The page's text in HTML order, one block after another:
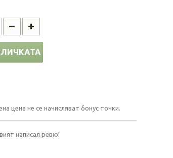
цена не се начисляват бонус точки.
написал ревю!